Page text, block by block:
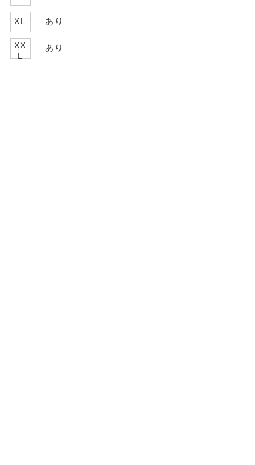
XL あり
XX
L
あり